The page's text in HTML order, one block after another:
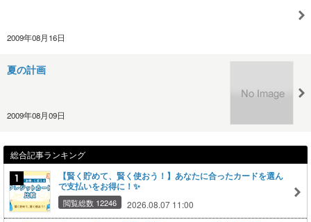
2009年08月16日
夏の計画
2009年08月09日
総合記事ランキング
【賢く貯めて、賢く使おう！】あなたに合ったカードを選ん
で支払いをお得に！✨
閲覧総数 12246 2026.08.07 11:00